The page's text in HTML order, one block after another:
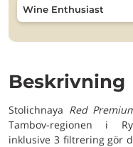
Wine Enthusiast
Beskrivning
Stolichnaya Red
Tambov-regionen i
inklusive 3 filtrering gör